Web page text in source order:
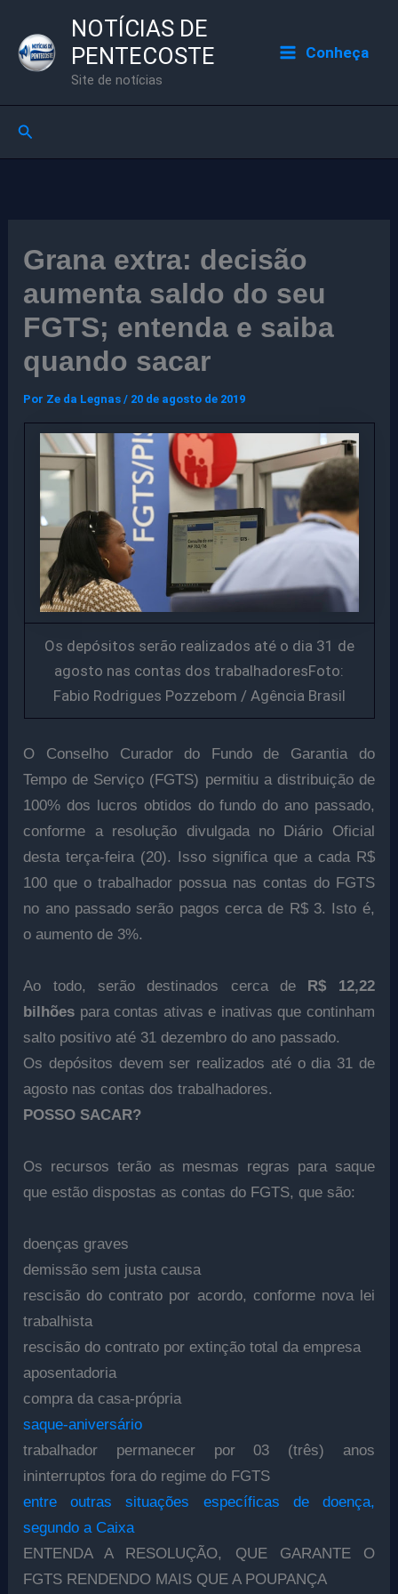
para
NOTÍCIAS DE
PENTECOSTE
Site de notícias
Conheça
Pesquisar
Grana extra: decisão
aumenta saldo do seu
FGTS; entenda e saiba
quando sacar
Por Ze da Legnas/ 20 de agosto de 2019
Os depósitos serão realizados até o dia 31 de
agosto nas contas dos trabalhadoresFoto:
Fabio Rodrigues Pozzebom / Agência Brasil
O Conselho Curador do Fundo de Garantia do
Tempo de Serviço (FGTS) permitiu a distribuição de
100% dos lucros obtidos do fundo do ano passado,
conforme a resolução divulgada no Diário Oficial
desta terça-feira (20). Isso significa que a cada R$
100 que o trabalhador possua nas contas do FGTS
no ano passado serão pagos cerca de R$ 3. Isto é,
o aumento de 3%.
Ao todo, serão destinados cerca de R$ 12,22
bilhões para contas ativas e inativas que continham
salto positivo até 31 dezembro do ano passado.
Os depósitos devem ser realizados até o dia 31 de
agosto nas contas dos trabalhadores.
POSSO SACAR?
Os recursos terão as mesmas regras para saque
que estão dispostas as contas do FGTS, que são:
doenças graves
demissão sem justa causa
rescisão do contrato por acordo, conforme nova lei
trabalhista
rescisão do contrato por extinção total da empresa
aposentadoria
compra da casa-própria
saque-aniversário
trabalhador permanecer por 03 (três) anos
ininterruptos fora do regime do FGTS
entre outras situações específicas de doença,
segundo a Caixa
ENTENDA A RESOLUÇÃO, QUE GARANTE O
FGTS RENDENDO MAIS QUE A POUPANÇA